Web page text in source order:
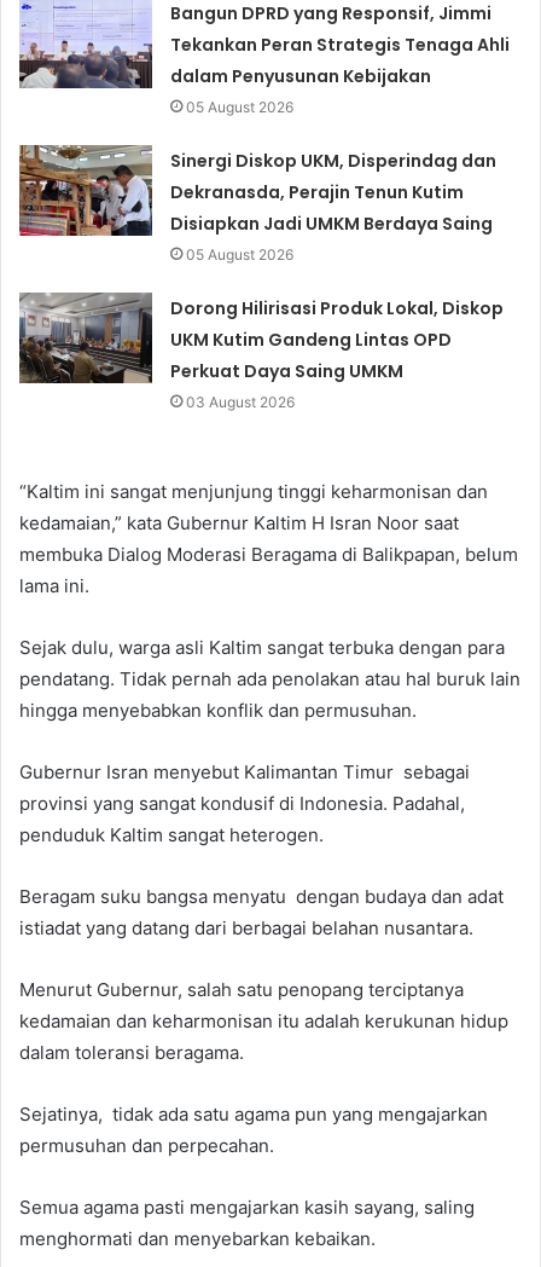
Bangun DPRD yang Responsif, Jimmi
Tekankan Peran Strategis Tenaga Ahli
dalam Penyusunan Kebijakan
05 August 2026
Sinergi Diskop UKM, Disperindag dan
Dekranasda, Perajin Tenun Kutim
Disiapkan Jadi UMKM Berdaya Saing
05 August 2026
Dorong Hilirisasi Produk Lokal, Diskop
UKM Kutim Gandeng Lintas OPD
Perkuat Daya Saing UMKM
03 August 2026
“Kaltim ini sangat menjunjung tinggi keharmonisan dan
kedamaian,” kata Gubernur Kaltim H Isran Noor saat
membuka Dialog Moderasi Beragama di Balikpapan, belum
lama ini.
Sejak dulu, warga asli Kaltim sangat terbuka dengan para
pendatang. Tidak pernah ada penolakan atau hal buruk lain
hingga menyebabkan konflik dan permusuhan.
Gubernur Isran menyebut Kalimantan Timur sebagai
provinsi yang sangat kondusif di Indonesia. Padahal,
penduduk Kaltim sangat heterogen.
Beragam suku bangsa menyatu dengan budaya dan adat
istiadat yang datang dari berbagai belahan nusantara.
Menurut Gubernur, salah satu penopang terciptanya
kedamaian dan keharmonisan itu adalah kerukunan hidup
dalam toleransi beragama.
Sejatinya, tidak ada satu agama pun yang mengajarkan
permusuhan dan perpecahan.
Semua agama pasti mengajarkan kasih sayang, saling
menghormati dan menyebarkan kebaikan.